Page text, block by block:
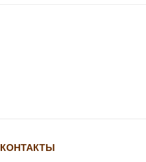
КОНТАКТЫ